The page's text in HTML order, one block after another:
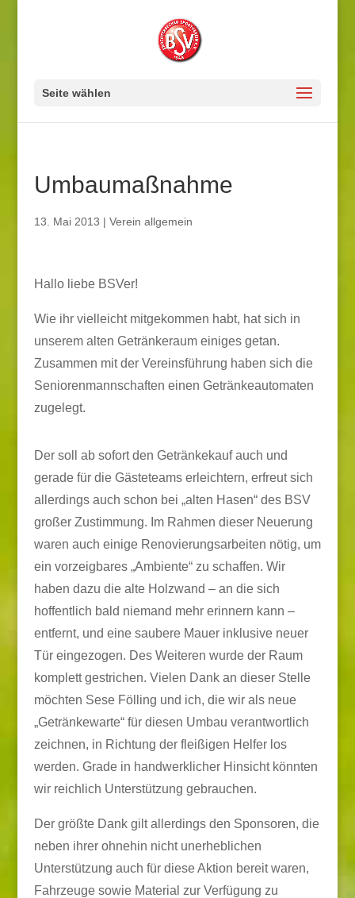
Seite wählen
Umbaumaßnahme
13. Mai 2013 | Verein allgemein
Hallo liebe BSVer!
Wie ihr vielleicht mitgekommen habt, hat sich in
unserem alten Getränkeraum einiges getan.
Zusammen mit der Vereinsführung haben sich die
Seniorenmannschaften einen Getränkeautomaten
zugelegt.
Der soll ab sofort den Getränkekauf auch und
gerade für die Gästeteams erleichtern, erfreut sich
allerdings auch schon bei „alten Hasen“ des BSV
großer Zustimmung. Im Rahmen dieser Neuerung
waren auch einige Renovierungsarbeiten nötig, um
ein vorzeigbares „Ambiente“ zu schaffen. Wir
haben dazu die alte Holzwand – an die sich
hoffentlich bald niemand mehr erinnern kann –
entfernt, und eine saubere Mauer inklusive neuer
Tür eingezogen. Des Weiteren wurde der Raum
komplett gestrichen. Vielen Dank an dieser Stelle
möchten Sese Fölling und ich, die wir als neue
„Getränkewarte“ für diesen Umbau verantwortlich
zeichnen, in Richtung der fleißigen Helfer los
werden. Grade in handwerklicher Hinsicht könnten
wir reichlich Unterstützung gebrauchen.
Der größte Dank gilt allerdings den Sponsoren, die
neben ihrer ohnehin nicht unerheblichen
Unterstützung auch für diese Aktion bereit waren,
Fahrzeuge sowie Material zur Verfügung zu